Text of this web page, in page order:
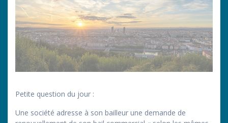
Petite question du jour :
Une société adresse à son bailleur une demande de